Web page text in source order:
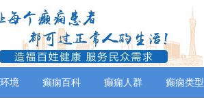
境 癫痫百科 癫痫人群 癫痫类型